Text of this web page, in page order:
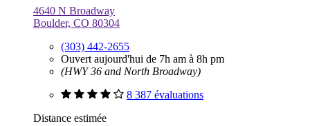
4640 N Broadway
Boulder, CO 80304
(303) 442-2655
Ouvert aujourd'hui de 7h am à 8h pm
(HWY 36 and North Broadway)
8 387 évaluations
Distance estimée